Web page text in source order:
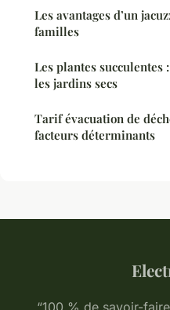
Les avantages d’un
familles
Les plantes succulentes
les jardins secs
Tarif évacuation de
facteurs déterminants
“100 % de savoir-